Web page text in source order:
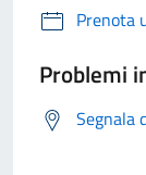
Prenota
Problemi
Segnala